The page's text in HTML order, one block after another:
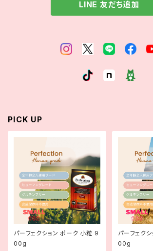
LINE 友だち追加
PICK UP
パーフェクション ポーク 小粒 9
00g
パーフェク
00g